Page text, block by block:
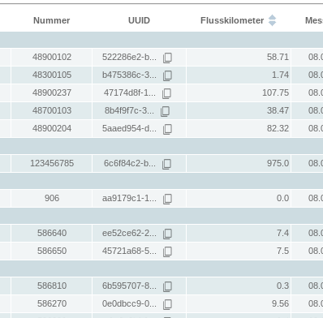
Nummer UUID Flusskilometer
48900102 522286e2-b... 58.71
48300105 b475386c-3... 1.74
48900237 47174d8f-1... 107.75
48700103 8b4f9f7c-3... 38.47
48900204 5aaed954-d... 82.32
123456785 6c6f84c2-b... 975.0
906 aa9179c1-1... 0.0
586640 ee52ce62-2... 7.4
586650 45721a68-5... 7.5
586810 6b595707-8... 0.3
586270 0e0dbcc9-0... 9.56